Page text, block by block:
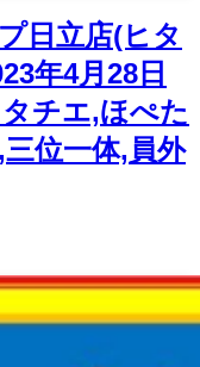
日立店(ヒタ
年4月28日
チエ,ほぺた
位一体,員外